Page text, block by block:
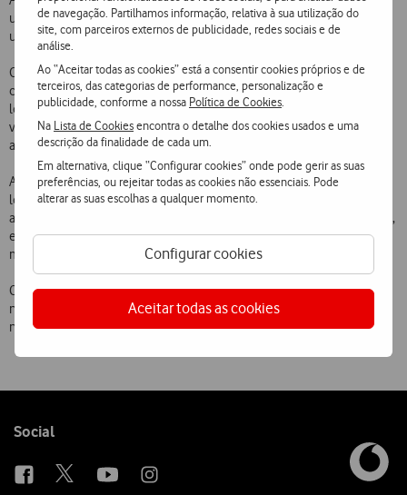
de navegação. Partilhamos informação, relativa à sua utilização do
site, com parceiros externos de publicidade, redes sociais e de
análise.
Ao “Aceitar todas as cookies” está a consentir cookies próprios e de
terceiros, das categorias de performance, personalização e
publicidade, conforme a nossa Política de Cookies
Na Lista de Cookiesencontra o detalhe dos cookies usados e uma
descrição da finalidade de cada um.
Em alternativa, clique “Configurar cookies” onde pode gerir as suas
preferências, ou rejeitar todas as cookies não essenciais. Pode
alterar as suas escolhas a qualquer momento.
Configurar cookies
Aceitar todas as cookies
uma página no Foursquare, podendo ser seguida por todos os
utilizadores desta rede social.
O Foursquare permite publicar a informação de check-in no perfil de
cada utilizador no Facebook e no Twitter, com o respectivo mapa do
local associado, e definir alertas para saber em tempo real os locais
visitados pelos amigos. Para utilizar este serviço (site móvel e apps)
aplica-se a tarifa de cada Cliente Vodafone para o acesso à Internet.
A rede social Foursquare tira partido da utilização do telemóvel e da
localização dos utilizadores, permitindo-lhes partilhar com os seus
amigos informações sobre a sua localização e os seus locais favoritos,
e tem registado um crescimento extraordinário, atingindo quase 5
milhões de utilizadores em todo o mundo em apenas 2 anos.
Com mais esta iniciativa inovadora, a Vodafone reforça a sua aposta
no desenvolvimento de serviços para redes sociais e a sua presença
nas redes sociais de maior crescimento a nível mundial.
Follow
Social